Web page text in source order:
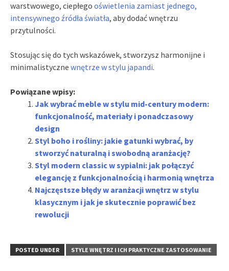
warstwowego, ciepłego oświetlenia zamiast jednego,
intensywnego źródła światła, aby dodać wnętrzu
przytulności.
Stosując się do tych wskazówek, stworzysz harmonijne i
minimalistyczne wnętrze w stylu japandi.
Powiązane wpisy:
Jak wybrać meble w stylu mid-century modern:
funkcjonalność, materiały i ponadczasowy
design
Styl boho i rośliny: jakie gatunki wybrać, by
stworzyć naturalną i swobodną aranżację?
Styl modern classic w sypialni: jak połączyć
elegancję z funkcjonalnością i harmonią wnętrza
Najczęstsze błędy w aranżacji wnętrz w stylu
klasycznym i jak je skutecznie poprawić bez
rewolucji
POSTED UNDER STYLE WNĘTRZ I ICH PRAKTYCZNE ZASTOSOWANIE